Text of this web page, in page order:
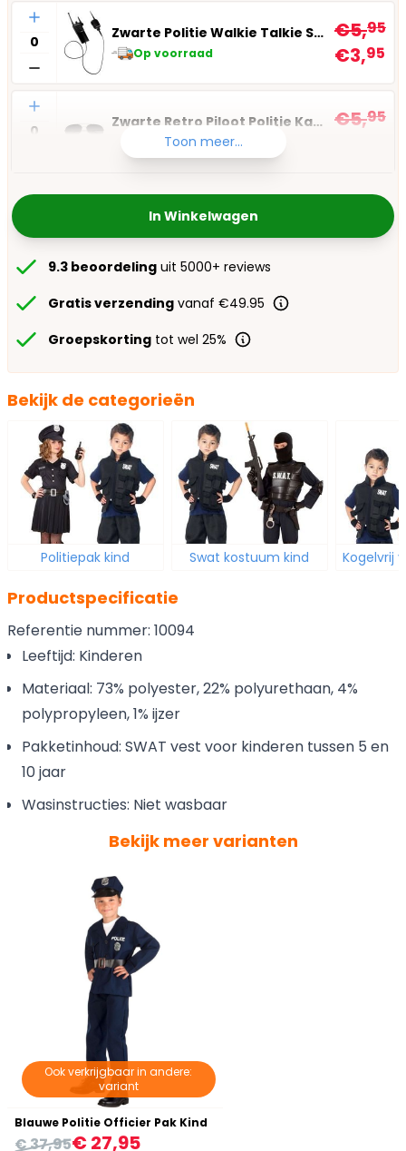
Aantal
Zwarte Politie Walkie Talkie Set
Op voorraad
€5,95
€3,95
Aantal
Zwarte Retro Piloot Politie Kapitein Bril
Op voorraad
€5,95
Toon meer...
In Winkelwagen
9.3 beoordeling uit 5000+ reviews
Gratis verzending vanaf €49.95
Groepskorting tot wel 25%
Bekijk de categorieën
Politiepak kind Swat kostuum kind Kogelvrij
Productspecificatie
Referentie nummer: 10094
Leeftijd: Kinderen
Materiaal: 73% polyester, 22% polyurethaan, 4%
polypropyleen, 1% ijzer
Pakketinhoud: SWAT vest voor kinderen tussen 5 en
10 jaar
Wasinstructies: Niet wasbaar
Bekijk meer varianten
Ook verkrijgbaar in andere:
variant
Blauwe Politie Officier Pak Kind
€ 27,95
€ 37,95